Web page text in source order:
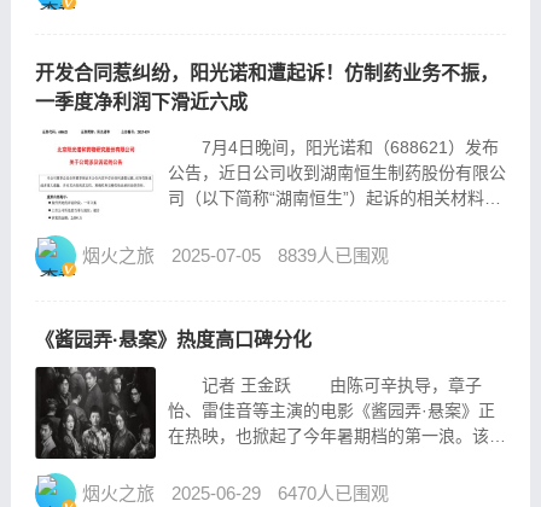
开发合同惹纠纷，阳光诺和遭起诉！仿制药业务不振，
一季度净利润下滑近六成
7月4日晚间，阳光诺和（688621）发布
公告，近日公司收到湖南恒生制药股份有限公
司（以下简称“湖南恒生”）起诉的相关材料，
公告显示， 2018年3月28日湖南恒生与
烟火之旅 2025-07-05 8839人已围观
《酱园弄·悬案》热度高口碑分化
记者 王金跃 由陈可辛执导，章子
怡、雷佳音等主演的电影《酱园弄·悬案》正
在热映，也掀起了今年暑期档的第一浪。该片
片在故事讲述、演员挑选、视觉呈现以及看待
烟火之旅 2025-06-29 6470人已围观